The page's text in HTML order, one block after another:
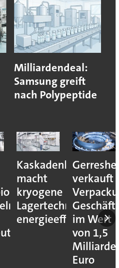
Milliardendeal:
Samsung greift
nach Polypeptide
Kaskadenkonzept
macht
kryogene
Lagertechnik
energieeffizienter
verkauft
im Wert
von 1,5
Euro